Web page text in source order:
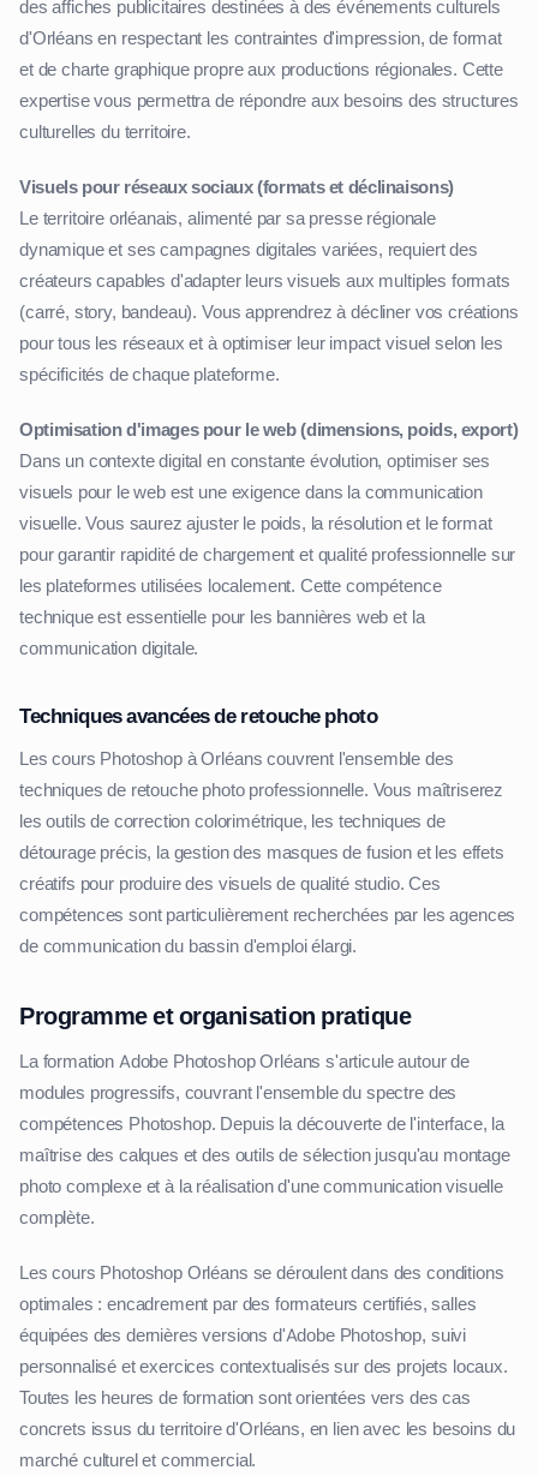
des affiches publicitaires destinées à des événements culturels
d'Orléans en respectant les contraintes d'impression, de format
et de charte graphique propre aux productions régionales. Cette
expertise vous permettra de répondre aux besoins des structures
culturelles du territoire.
Visuels pour réseaux sociaux (formats et déclinaisons)
Le territoire orléanais, alimenté par sa presse régionale
dynamique et ses campagnes digitales variées, requiert des
créateurs capables d'adapter leurs visuels aux multiples formats
(carré, story, bandeau). Vous apprendrez à décliner vos créations
pour tous les réseaux et à optimiser leur impact visuel selon les
spécificités de chaque plateforme.
Optimisation d'images pour le web (dimensions, poids, export)
Dans un contexte digital en constante évolution, optimiser ses
visuels pour le web est une exigence dans la communication
visuelle. Vous saurez ajuster le poids, la résolution et le format
pour garantir rapidité de chargement et qualité professionnelle sur
les plateformes utilisées localement. Cette compétence
technique est essentielle pour les bannières web et la
communication digitale.
Techniques avancées de retouche photo
Les cours Photoshop à Orléans couvrent l'ensemble des
techniques de retouche photo professionnelle. Vous maîtriserez
les outils de correction colorimétrique, les techniques de
détourage précis, la gestion des masques de fusion et les effets
créatifs pour produire des visuels de qualité studio. Ces
compétences sont particulièrement recherchées par les agences
de communication du bassin d'emploi élargi.
Programme et organisation pratique
La formation Adobe Photoshop Orléans s'articule autour de
modules progressifs, couvrant l'ensemble du spectre des
compétences Photoshop. Depuis la découverte de l'interface, la
maîtrise des calques et des outils de sélection jusqu'au montage
photo complexe et à la réalisation d'une communication visuelle
complète.
Les cours Photoshop Orléans se déroulent dans des conditions
optimales : encadrement par des formateurs certifiés, salles
équipées des dernières versions d'Adobe Photoshop, suivi
personnalisé et exercices contextualisés sur des projets locaux.
Toutes les heures de formation sont orientées vers des cas
concrets issus du territoire d'Orléans, en lien avec les besoins du
marché culturel et commercial.